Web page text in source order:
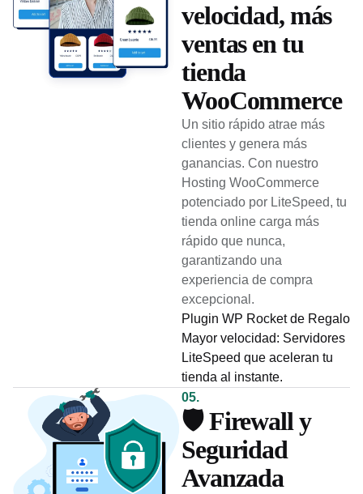
velocidad, más
ventas en tu
tienda
WooCommerce
Un sitio rápido atrae más
clientes y genera más
ganancias. Con nuestro
Hosting WooCommerce
potenciado por LiteSpeed, tu
tienda online carga más
rápido que nunca,
garantizando una
experiencia de compra
excepcional.
Plugin WP Rocket de Regalo
Mayor velocidad: Servidores
LiteSpeed que aceleran tu
tienda al instante.
05.
🛡️ Firewall y
Seguridad
Avanzada